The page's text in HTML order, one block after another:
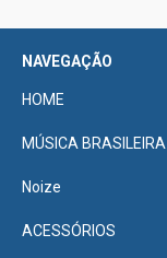
NAVEGAÇÃO
HOME
MÚSICA BRASILEIRA
Noize
ACESSÓRIOS